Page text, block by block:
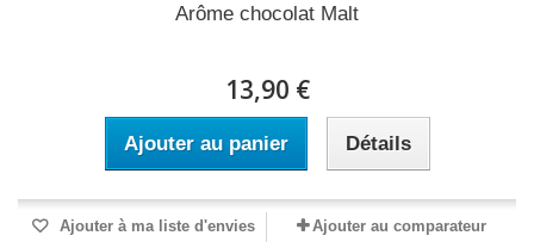
Arôme chocolat Malt
13,90 €
Ajouter au panier Détails
Ajouter à ma liste d'envies Ajouter au comparateur